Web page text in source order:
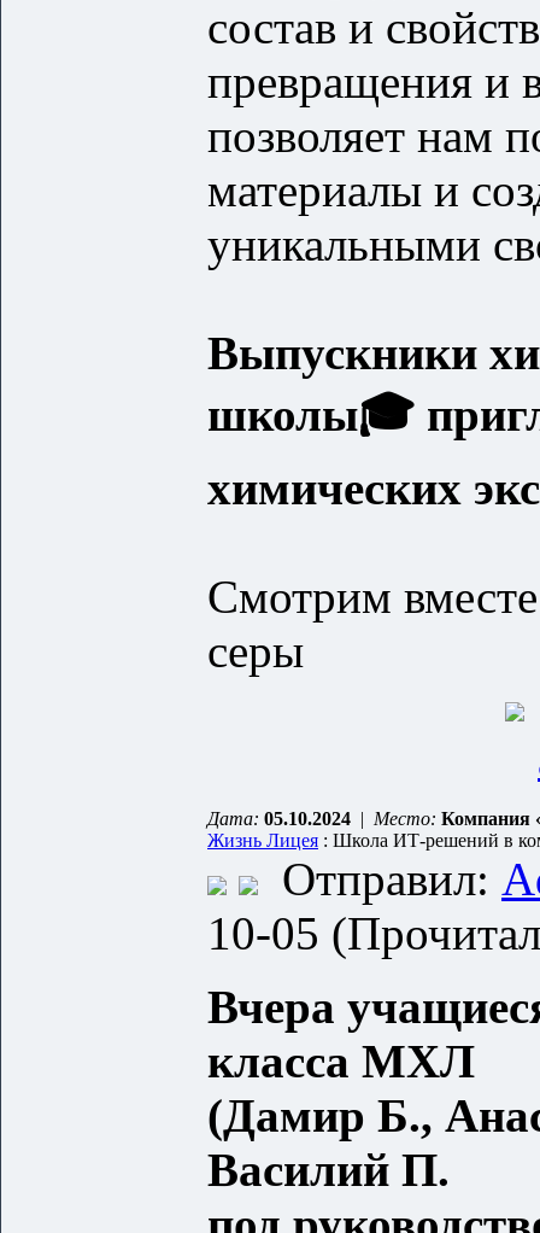
состав и
превращения и
позволяет нам
материалы и
уникальными
Выпускники
школы🎓
химических
Смотрим
серы
Дата: 05.10.2024 | Место: Компания
Жизнь Лицея : Школа ИТ-решений в
Отправил:
10-05
Вчера
класса МХЛ
(Дамир Б.,
Василий П.